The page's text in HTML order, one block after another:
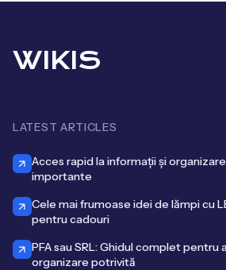
WIKIS
LATEST ARTICLES
Acces rapid la informații și
importante
Cele mai frumoase idei de lămpi cu
pentru cadouri
PFA sau SRL: Ghidul complet pentru
organizare potrivită